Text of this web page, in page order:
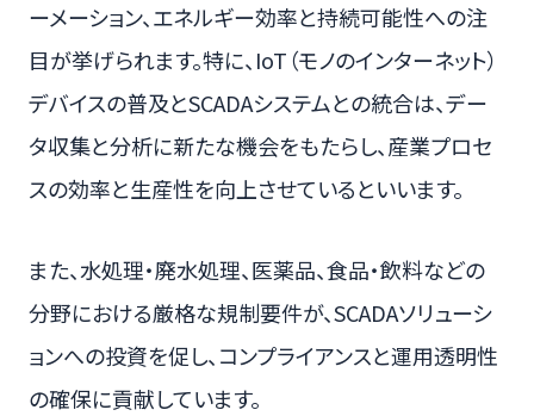
ーメーション、エネルギー効率と持続可能性への注
目が挙げられます。特に、IoT（モノのインターネット）
デバイスの普及とSCADAシステムとの統合は、デー
タ収集と分析に新たな機会をもたらし、産業プロセ
スの効率と生産性を向上させているといいます。
また、水処理・廃水処理、医薬品、食品・飲料などの
分野における厳格な規制要件が、SCADAソリューシ
ョンへの投資を促し、コンプライアンスと運用透明性
の確保に貢献しています。